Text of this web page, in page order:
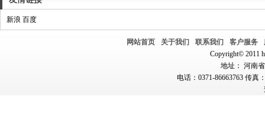
新浪 百度
网站首页 关于我们 联系我们 客户服务
Copyright© 2011
地址： 河南
电话：0371-86663763 传真